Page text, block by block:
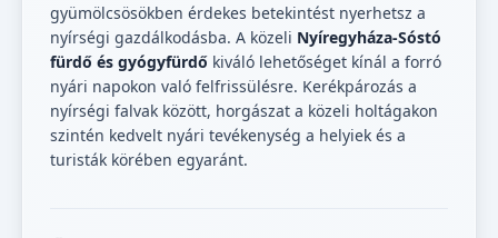
gyümölcsösökben érdekes betekintést nyerhetsz a
nyírségi gazdálkodásba. A közeli Nyíregyháza-Sóstó
fürdő és gyógyfürdő kiváló lehetőséget kínál a forró
nyári napokon való felfrissülésre. Kerékpározás a
nyírségi falvak között, horgászat a közeli holtágakon
szintén kedvelt nyári tevékenység a helyiek és a
turisták körében egyaránt.